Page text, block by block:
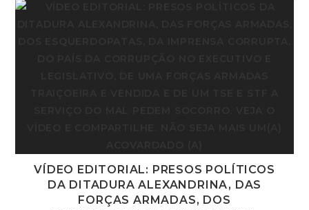
VÍDEO EDITORIAL: PRESOS POLÍTICOS
DA DITADURA ALEXANDRINA, DAS
FORÇAS ARMADAS, DOS